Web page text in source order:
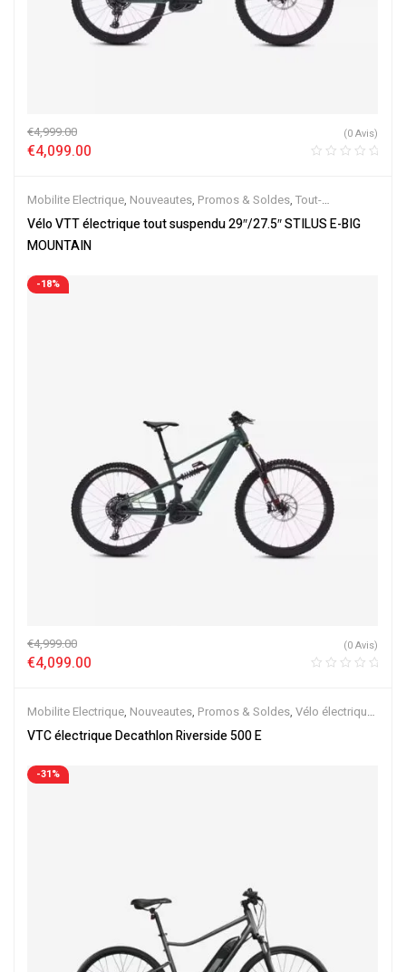
€4,999.00
€4,099.00
(0 Avis)
Mobilite Electrique, Nouveautes, Promos & Soldes, Tout-
Suspendus,Vélo électrique ville,Velos Electriques,VTT Électriques
Vélo VTT électrique tout suspendu 29″/27.5″ STILUS E-BIG
MOUNTAIN
-18%
€4,999.00
€4,099.00
(0 Avis)
Mobilite Electrique, Nouveautes, Promos & Soldes, Vélo électrique
ville,Velos Electriques,VTC Electrique
VTC électrique Decathlon Riverside 500 E
-31%